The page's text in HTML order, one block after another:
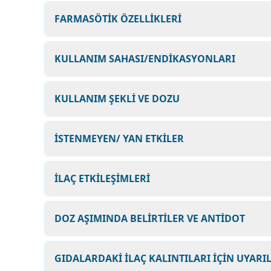
FARMASÖTİK ÖZELLİKLERİ
KULLANIM SAHASI/ENDİKASYONLARI
KULLANIM ŞEKLİ VE DOZU
İSTENMEYEN/ YAN ETKİLER
İLAÇ ETKİLEŞİMLERİ
DOZ AŞIMINDA BELİRTİLER VE ANTİDOT
GIDALARDAKİ İLAÇ KALINTILARI İÇİN